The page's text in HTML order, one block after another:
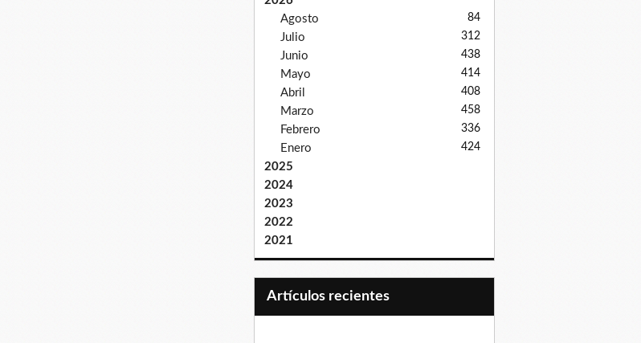
Agosto
84
Julio 312
Junio 438
Mayo 414
Abril 408
Marzo 458
Febrero 336
Enero 424
2025
2024
2023
2022
2021
Artículos recientes